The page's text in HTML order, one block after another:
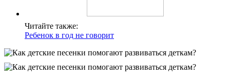
Читайте также:
Ребенок в год не говорит